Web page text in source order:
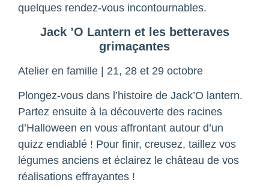
quelques rendez-vous incontournables.
Jack ’O Lantern et les betteraves
grimaçantes
Atelier en famille | 21, 28 et 29 octobre
Plongez-vous dans l’histoire de Jack’O lantern.
Partez ensuite à la découverte des racines
d’Halloween en vous affrontant autour d’un
quizz endiablé ! Pour finir, creusez, taillez vos
légumes anciens et éclairez le château de vos
réalisations effrayantes !